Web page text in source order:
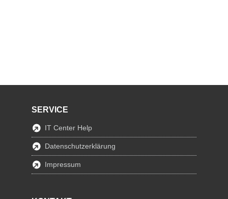
SERVICE
IT Center Help
Datenschutzerklärung
Impressum